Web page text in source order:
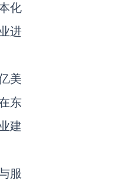
化
进
美
东
建
服